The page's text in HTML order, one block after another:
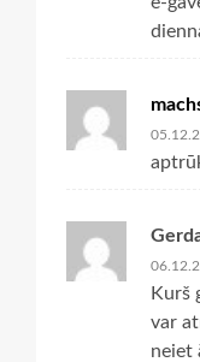
Kurš
var
neiet